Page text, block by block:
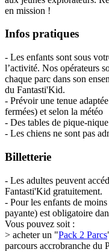
en mission !
Infos pratiques
- Les enfants sont sous
l’activité. Nos opérateurs
chaque parc dans son
du Fantasti'Kid.
- Prévoir une tenue
fermées) et selon la météo
- Des tables de pique-
- Les chiens ne sont pas
Billetterie
- Les adultes peuvent
Fantasti'Kid gratuitement.
- Pour les enfants de
payante) est obligatoire
Vous pouvez soit :
> acheter un "Pack 2 Parcs
parcours accrobranche du